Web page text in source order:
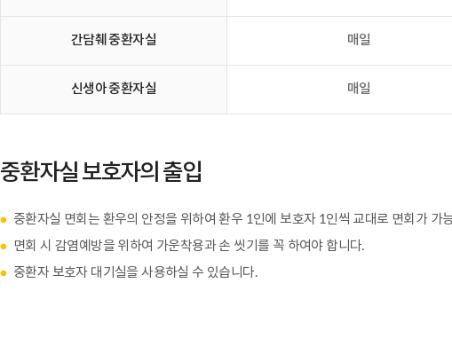
간담췌 중환자실 매일
신생아 중환자실 매일
중환자실 보호자의 출입
중환자실 면회는 환우의 안정을 위하여 환우 1인에 보호자 1인씩 교대로 면회가 가
면회 시 감염예방을 위하여 가운착용과 손 씻기를 꼭 하여야 합니다.
중환자 보호자 대기실을 사용하실 수 있습니다.